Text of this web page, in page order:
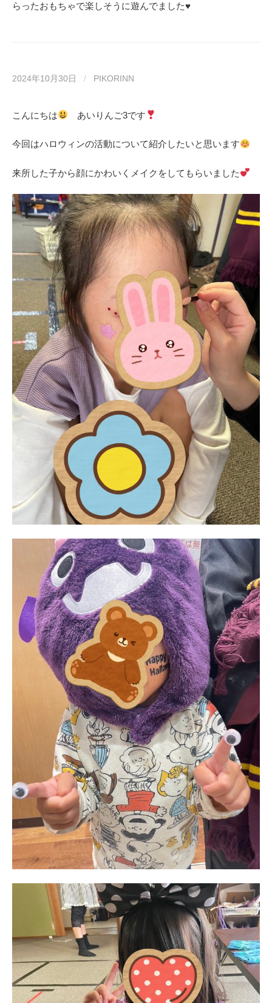
らったおもちゃで楽しそうに遊んでました♥
2024年10月30日 / PIKORINN
こんにちは あいりんご3です
今回はハロウィンの活動について紹介したいと思います
来所した子から顔にかわいくメイクをしてもらいました